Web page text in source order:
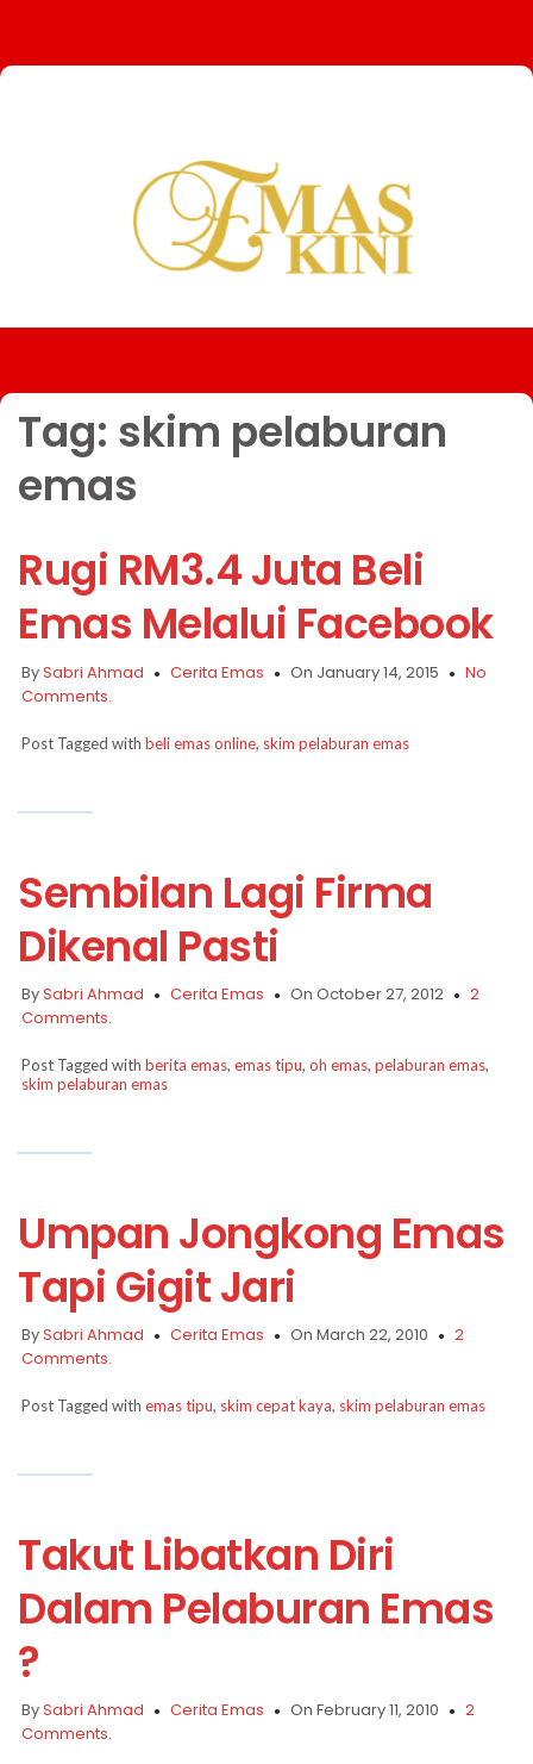
Tag: skim pelaburan
emas
Rugi RM3.4 Juta Beli
Emas Melalui Facebook
BySabri Ahmad Cerita Emas On January 14, 2015
No
Comments.
Post Tagged with beli emas online, skim pelaburan emas
Sembilan Lagi Firma
Dikenal Pasti
BySabri Ahmad Cerita Emas On October 27, 2012
2
Comments.
Post Tagged with berita emas, emas tipu, oh emas, pelaburan emas,
skim pelaburan emas
Umpan Jongkong Emas
Tapi Gigit Jari
BySabri Ahmad Cerita Emas On March 22, 2010
2
Comments.
Post Tagged with emas tipu, skim cepat kaya, skim pelaburan emas
Takut Libatkan Diri
Dalam Pelaburan Emas
?
BySabri Ahmad Cerita Emas On February 11, 2010
2
Comments.